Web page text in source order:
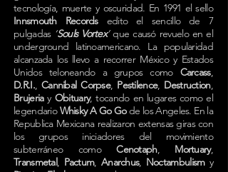
tecnología, muerte y oscuridad. En 1991 el sello
Innsmouth Records edito el sencillo de 7
pulgadas ‘Souls Vortex’que causó revuelo en el
underground latinoamericano. La popularidad
alcanzada los llevo a recorrer México y Estados
Unidos teloneando a grupos como Carcass,
D.R.I., Cannibal Corpse, Pestilence, Destruction,
Brujeriay Obituary, tocando en lugares como el
legendarioWhisky A Go Gode los Angeles. En la
Republica Mexicana realizaron extensas giras con
los grupos iniciadores del movimiento
subterráneo comoCenotaph, Mortuary,
Transmetal, Pactum, Anarchus, Noctambulism y